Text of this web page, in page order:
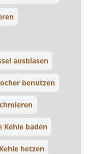
ausblasen
benutzen
Kehle baden
hetzen